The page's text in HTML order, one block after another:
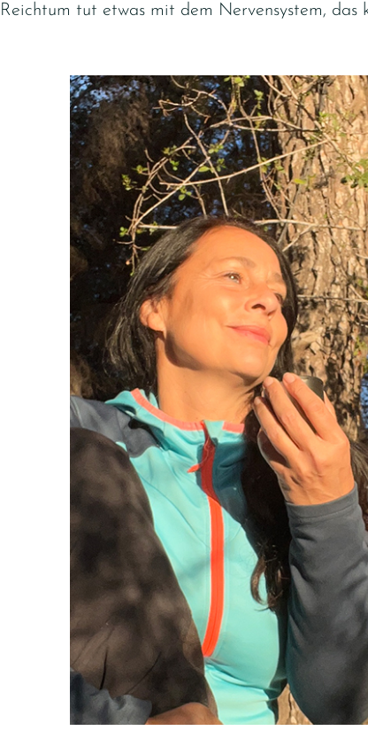
Reichtum tut etwas mit dem Nervensystem, das